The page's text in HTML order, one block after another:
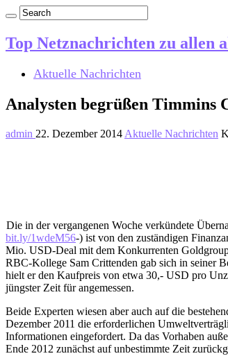
Top Netznachrichten zu allen
Aktuelle Nachrichten
Analysten begrüßen Timmins
admin 22. Dezember 2014 Aktuelle Nachrichten
Die in der vergangenen Woche verkündete
bit.ly/1wdeM56-) ist von den zuständigen
Mio. USD-Deal mit dem Konkurrenten
RBC-Kollege Sam Crittenden gab sich in seiner
hielt er den Kaufpreis von etwa 30,- USD pro
jüngster Zeit für angemessen.
Beide Experten wiesen aber auch auf die
Dezember 2011 die erforderlichen
Informationen eingefordert. Da das Vorhaben
Ende 2012 zunächst auf unbestimmte Zeit